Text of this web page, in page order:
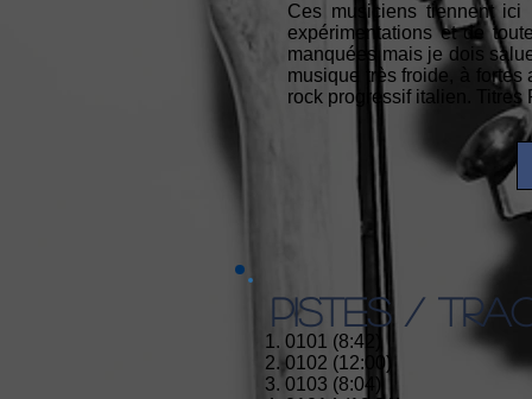
Ces musiciens tiennent
expérimentations et de
manquées mais je dois
musique très froide, à fortes
rock progressif italien.
PISTES /
1. 0101 (8:42)
2. 0102 (12:00)
3. 0103 (8:04)